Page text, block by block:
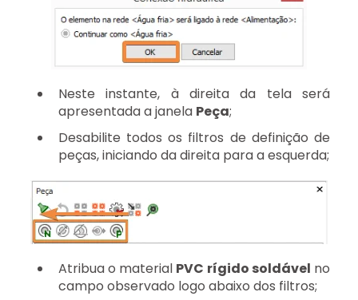
Neste instante, à direita da tela será
apresentada a janela Peça;
Desabilite todos os filtros de definição de
peças, iniciando da direita para a esquerda;
Atribua o material PVC rígido soldável no
campo observado logo abaixo dos filtros;